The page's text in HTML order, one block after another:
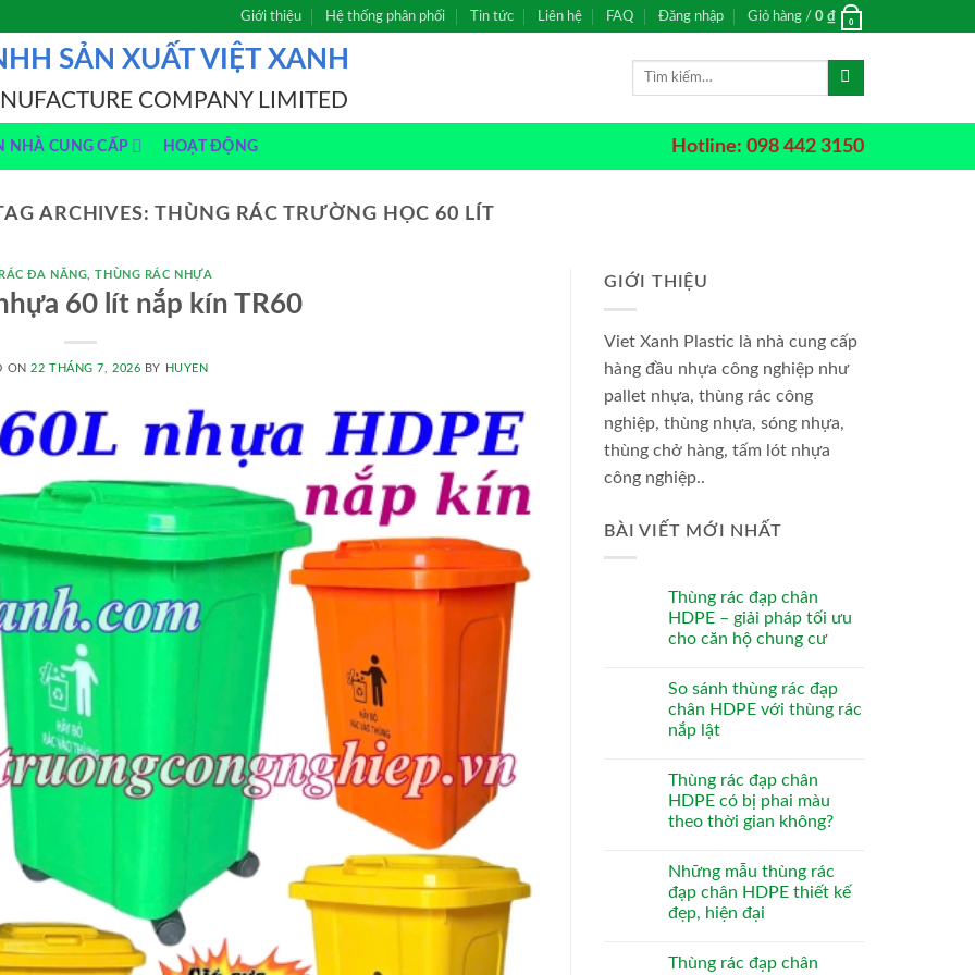
Giới thiệu Hệ thống phân phối Tin tức Liên hệ FAQ Đăng nhập Giỏ hàng / 0 ₫ 0
SẢN XUẤT VIỆT XANH
COMPANY LIMITED
Tìm
NHÀ CUNG CẤP HOẠT ĐỘNG Hotline: 098 442 3150
ARCHIVES:THÙNG RÁC TRƯỜNG HỌC 60 LÍT
ĐA NĂNG ,THÙNG RÁC NHỰA
60 lít nắp kín TR60
ON22 THÁNG 7, 2026 BY HUYEN
GIỚI THIỆU
Viet Xanh Plastic là nhà cung cấp
hàng đầu nhựa công nghiệp như
pallet nhựa, thùng rác công
nghiệp, thùng nhựa, sóng nhựa,
thùng chở hàng, tấm lót nhựa
công nghiệp..
BÀI VIẾT MỚI NHẤT
Thùng rác đạp chân
HDPE – giải pháp tối ưu
cho căn hộ chung cư
So sánh thùng rác đạp
chân HDPE với thùng rác
nắp lật
Thùng rác đạp chân
HDPE có bị phai màu
theo thời gian không?
Những mẫu thùng rác
đạp chân HDPE thiết kế
đẹp, hiện đại
Thùng rác đạp chân